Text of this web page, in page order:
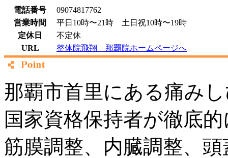
電話番号
09074817762
営業時間
平日10時〜21時 土日祝10時〜19時
定休日
不定休
URL
整体院飛翔 那覇院ホームページへ
那覇市首里にある痛み
国家資格保持者が徹底
筋膜調整、内臓調整、